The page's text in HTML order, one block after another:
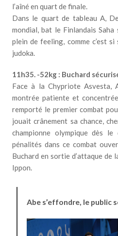
l’aîné en quart de finale.
Dans le quart de tableau A,
mondial, bat le Finlandais
plein de feeling, comme c’est
judoka.
11h35. -52kg : Buchard
Face à la Chypriote Asvesta,
montrée patiente et
remporté le premier combat
jouait crânement sa chance,
championne olympique dès
pénalités dans ce combat
Buchard en sortie d’attaque de
Ippon.
Abe s’effondre, le public